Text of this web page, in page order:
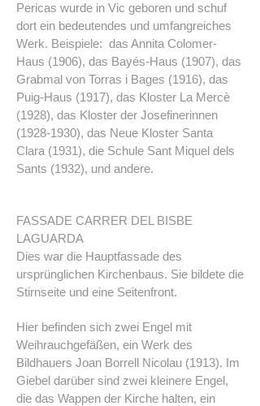
Pericas wurde in Vic geboren und schuf
dort ein bedeutendes und umfangreiches
Werk. Beispiele: das Annita Colomer-
Haus (1906), das Bayés-Haus (1907), das
Grabmal von Torras i Bages (1916), das
Puig-Haus (1917), das Kloster La Mercè
(1928), das Kloster der Josefinerinnen
(1928-1930), das Neue Kloster Santa
Clara (1931), die Schule Sant Miquel dels
Sants (1932), und andere.
FASSADE CARRER DEL BISBE
LAGUARDA
Dies war die Hauptfassade des
ursprünglichen Kirchenbaus. Sie bildete die
Stirnseite und eine Seitenfront.
Hier befinden sich zwei Engel mit
Weihrauchgefäßen, ein Werk des
Bildhauers Joan Borrell Nicolau (1913). Im
Giebel darüber sind zwei kleinere Engel,
die das Wappen der Kirche halten, ein